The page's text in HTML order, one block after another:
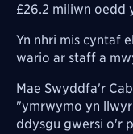
£26.2 miliwn oedd
Yn nhri mis cyntaf
wario ar staff a
Mae Swyddfa'r
"ymrwymo yn
ddysgu gwersi o'r